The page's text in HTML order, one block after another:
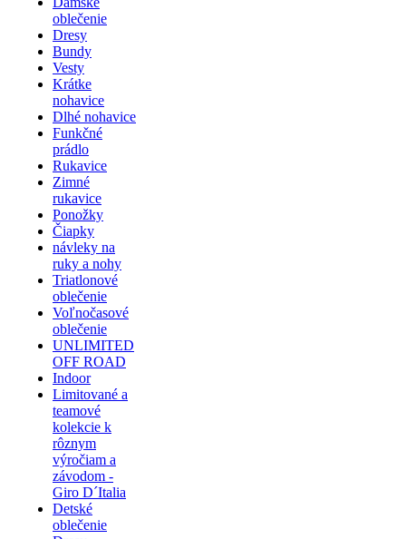
oblečenie
Dresy
Bundy
Vesty
Krátke
nohavice
Dlhé nohavice
Funkčné
prádlo
Rukavice
Zimné
rukavice
Ponožky
Čiapky
návleky na
ruky a nohy
Triatlonové
oblečenie
Voľnočasové
oblečenie
UNLIMITED
OFF ROAD
Indoor
Limitované a
teamové
kolekcie k
rôznym
výročiam a
závodom -
Giro D´Italia
Detské
oblečenie